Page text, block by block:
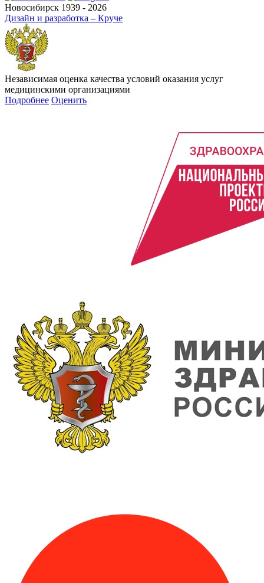
Новосибирск 1939 - 2026
Дизайн и разработка – Круче
Независимая оценка качества условий оказания услуг
медицинскими организациями
Подробнее Оценить